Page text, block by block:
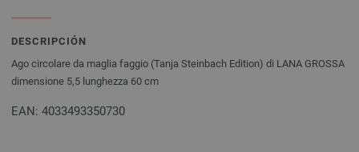
DESCRIPCIÓN
Ago circolare da maglia faggio (Tanja Steinbach Edition) di LANA GROSSA
dimensione 5,5 lunghezza 60 cm
EAN: 4033493350730